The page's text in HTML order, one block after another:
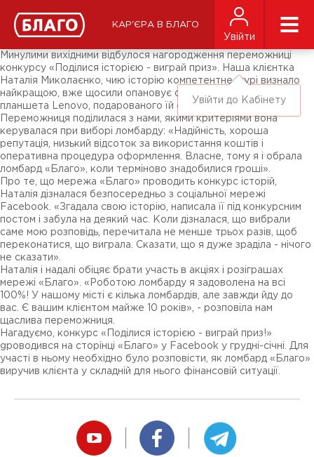
КАР'ЄРА В БЛАГО
Увійти
Увійти до Кабінету
ЗМІ про нас
Підписники соц-мереж
Ярмарки
Минулими вихідними відбулося нагородження переможниці
конкурсу «Поділися історією - виграй приз». Наша клієнтка
Наталія Миколаєнко, чию історію компетентне журі визнало
найкращою, вже щосили опановує функціонал новенького
планшета Lenovo, подарованого їй «Благо».
Переможниця поділилася з нами, якими критеріями вона
керувалася при виборі ломбарду: «Надійність, хороша
репутація, низький відсоток за використання коштів і
оперативна процедура оформлення. Власне, тому я і обрала
ломбард «Благо», коли терміново знадобилися гроші».
Про те, що мережа «Благо» проводить конкурс історій,
Наталія дізналася безпосередньо з соціальної мережі
Facebook. «Згадала свою історію, написала її під конкурсним
постом і забула на деякий час. Коли дізналася, що вибрали
саме мою розповідь, перечитала не менше трьох разів, щоб
переконатися, що виграла. Сказати, що я дуже зраділа - нічого
не сказати».
Наталія і надалі обіцяє брати участь в акціях і розіграшах
мережі «Благо». «Роботою ломбарду я задоволена на всі
100%! У нашому місті є кілька ломбардів, але завжди йду до
вас. Є вашим клієнтом майже 10 років», - розповіла нам
щаслива переможниця.
Нагадуємо, конкурс «Поділися історією - виграй приз!»
gроводився на сторінці «Благо» у Facebook у грудні-січні. Для
участі в ньому необхідно було розповісти, як ломбард «Благо»
виручив клієнта у складній для нього фінансовій ситуації.